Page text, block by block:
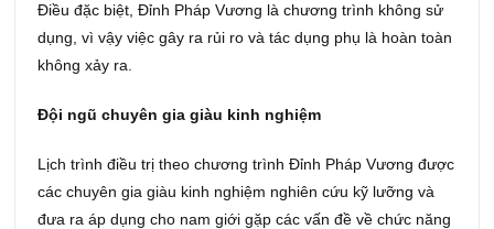
Điều đặc biệt, Đỉnh Pháp Vương là chương trình không sử
dụng, vì vậy việc gây ra rủi ro và tác dụng phụ là hoàn toàn
không xảy ra.
Đội ngũ chuyên gia giàu kinh nghiệm
Lịch trình điều trị theo chương trình Đỉnh Pháp Vương được
các chuyên gia giàu kinh nghiệm nghiên cứu kỹ lưỡng và
đưa ra áp dụng cho nam giới gặp các vấn đề về chức năng